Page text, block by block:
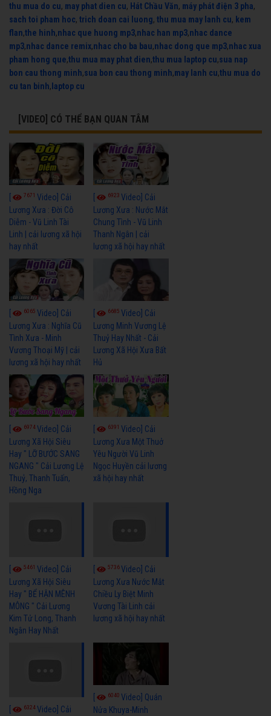
thu mua do cu, may phat dien cu, Hát Chầu Văn, máy phát điện 3 pha,
sach toi pham hoc, trich doan cai luong, thu mua may lanh cu, kem
flan,the hinh,nhac que huong mp3,nhac han mp3,nhac dance
mp3,nhac dance remix,nhac cho ba bau,nhac dong que mp3,nhac xua
pham hong que,thu mua may phat dien,thu mua laptop cu,sua nap
bon cau thong minh,sua bon cau thong minh,may lanh cu,thu mua do
cu tan binh, laptop cu
[VIDEO] CÓ THỂ BẠN QUAN TÂM
7671 Video] Cải
Lương Xưa : Đời Cô
Diễm - Vũ Linh Tài
Linh | cải lương xã hội
hay nhất
6923Video] Cải
Lương Xưa : Nước Mắt
Chung Tình - Vũ Linh
Thanh Ngân | cải
lương xã hội hay nhất
6065 Video] Cải
Lương Xưa : Nghĩa Cũ
Tình Xưa - Minh
Vương Thoại Mỹ | cải
lương xã hội hay nhất
6685Video] Cải
Lương Minh Vương Lệ
Thuỷ Hay Nhất - Cải
Lương Xã Hội Xưa Bất
Hủ
6974Video] Cải
Lương Xã Hội Siêu
Hay " LỠ BƯỚC SANG
NGANG " Cải Lương Lệ
Thuỷ, Thanh Tuấn,
Hồng Nga
6391Video] Cải
Lương Xưa Một Thuở
Yêu Người Vũ Linh
Ngọc Huyền cải lương
xã hội hay nhất
5461 Video] Cải
Lương Xã Hội Siêu
Hay " BỂ HẬN MÊNH
MÔNG " Cải Lương
Kim Tử Long, Thanh
Ngân Hay Nhất
5736Video] Cải
Lương Xưa Nước Mắt
Chiều Ly Biệt Minh
Vương Tài Linh cải
lương xã hội hay nhất
6324Video] Cải
6040Video] Quán
Nửa Khuya-Minh